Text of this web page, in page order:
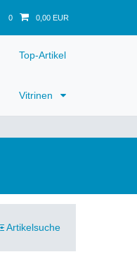
0 0,00 EUR
Top-Artikel
Vitrinen
Artikelsuche